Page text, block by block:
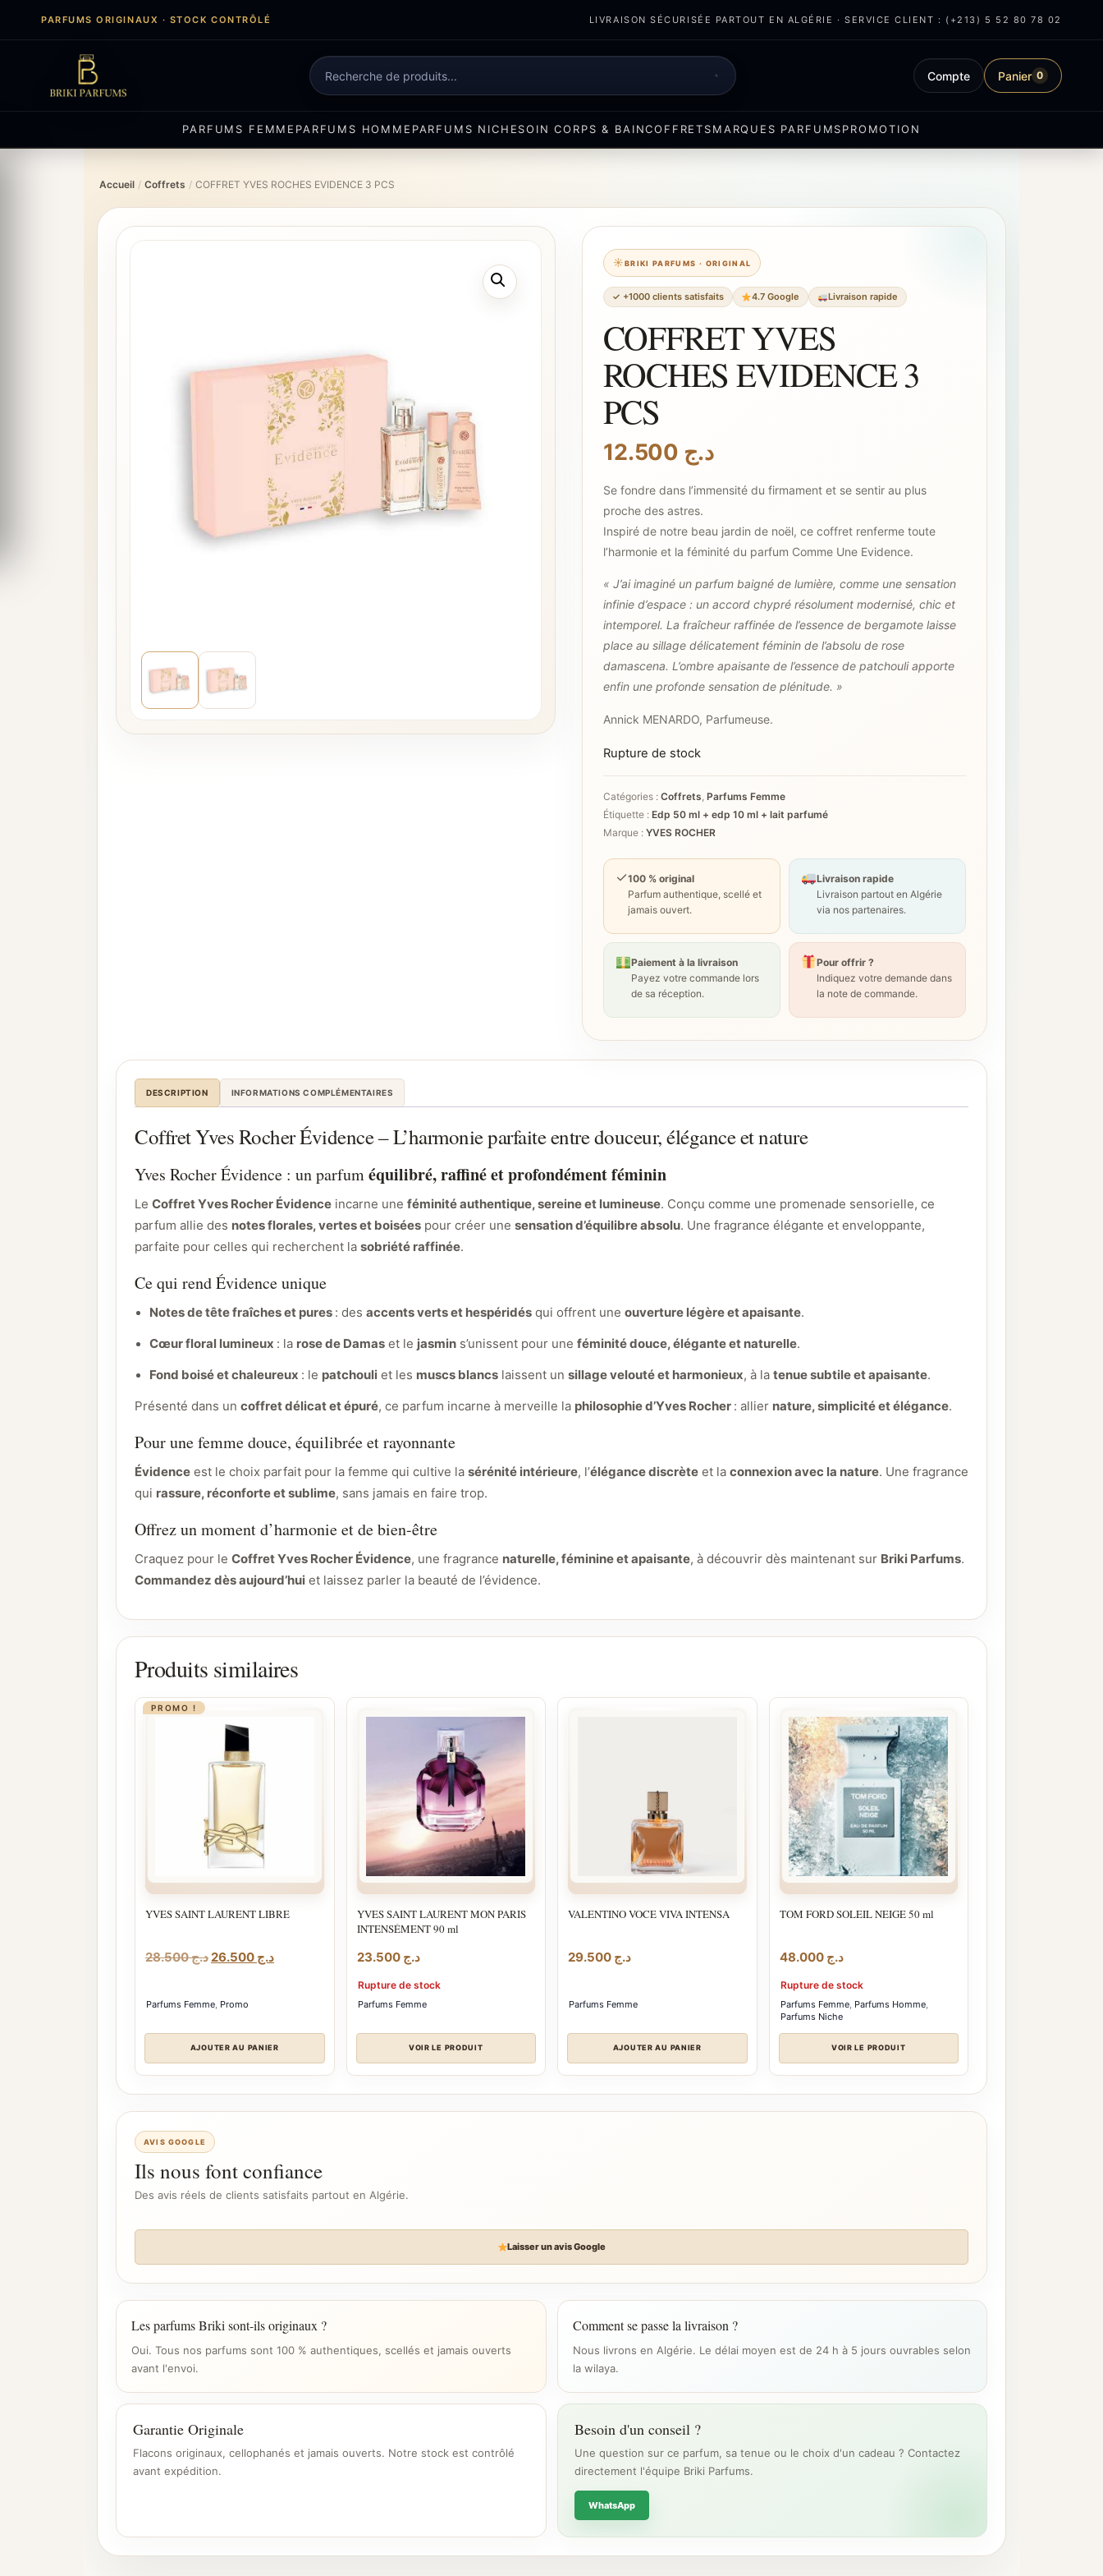
PARFUMS ORIGINAUX · STOCK CONTRÔLÉ LIVRAISON SÉCURISÉE PARTOUT EN ALGÉRIE · SERVICE CLIENT : (+213) 5 52 80 78 02
Recherche
de
produits
Compte Panier 0
PARFUMS FEMME PARFUMS HOMME PARFUMS NICHESOIN CORPS & BAINCOFFRETSMARQUES PARFUMSPROMOTION
Accueil / Coffrets / COFFRET YVES ROCHES EVIDENCE 3 PCS
BRIKI PARFUMS · ORIGINAL
✓ +1000 clients satisfaits 4.7 Google Livraison rapide
COFFRET YVES
ROCHES EVIDENCE 3
PCS
د.ج
Se fondre dans l’immensité du firmament et se sentir au plus
proche des astres.
Inspiré de notre beau jardin de noël, ce coffret renferme toute
l’harmonie et la féminité du parfum Comme Une Evidence.
« J’ai imaginé un parfum baigné de lumière, comme une sensation
infinie d’espace : un accord chypré résolument modernisé, chic et
intemporel. La fraîcheur raffinée de l’essence de bergamote laisse
place au sillage délicatement féminin de l’absolu de rose
damascena. L’ombre apaisante de l’essence de patchouli apporte
enfin une profonde sensation de plénitude. »
Annick MENARDO, Parfumeuse.
Rupture de stock
Catégories : Coffrets Parfums Femme
Étiquette : Edp 50 ml + edp 10 ml + lait parfumé
Marque : YVES ROCHER
✓100 % original
Parfum authentique, scellé et
jamais ouvert.
Livraison rapide
Livraison partout en Algérie
via nos partenaires.
Paiement à la livraison
Payez votre commande lors
de sa réception.
Pour offrir ?
Indiquez votre demande dans
la note de commande.
DESCRIPTION INFORMATIONS COMPLÉMENTAIRES
Coffret Yves Rocher Évidence – L’harmonie parfaite entre douceur, élégance et nature
Yves Rocher Évidence : un parfuméquilibré, raffiné et profondément féminin
Le Coffret Yves Rocher Évidence incarne une féminité authentique, sereine et lumineuse. Conçu comme une promenade sensorielle, ce
parfum allie des notes florales, vertes et boisées pour créer une sensation d’équilibre absolu. Une fragrance élégante et enveloppante,
parfaite pour celles qui recherchent la sobriété raffinée.
Ce qui rend Évidence unique
Notes de tête fraîches et pures : des accents verts et hespéridés qui offrent une ouverture légère et apaisante.
Cœur floral lumineux : la rose de Damas et le jasmin s’unissent pour une féminité douce, élégante et naturelle.
Fond boisé et chaleureux : le patchouli et les muscs blancs laissent un sillage velouté et harmonieux, à la tenue subtile et apaisante.
Présenté dans un coffret délicat et épuré, ce parfum incarne à merveille la philosophie d’Yves Rocher : allier nature, simplicité et élégance.
Pour une femme douce, équilibrée et rayonnante
Évidence est le choix parfait pour la femme qui cultive la sérénité intérieure, l’élégance discrète et la connexion avec la nature. Une fragrance
qui rassure, réconforte et sublime, sans jamais en faire trop.
Offrez un moment d’harmonie et de bien-être
Craquez pour le Coffret Yves Rocher Évidence, une fragrance naturelle, féminine et apaisante, à découvrir dès maintenant sur Briki Parfums.
Commandez dès aujourd’hui et laissez parler la beauté de l’évidence.
Produits similaires
PROMO !
YVES SAINT LAURENT LIBRE
د.ج28.500
Le
était :
د.جLe
Parfums Femme Promo
AJOUTER AU PANIER
YVES SAINT LAURENT MON PARIS
INTENSÉMENT 90 ml
د.ج 23.500
Rupture de stock
Parfums Femme
VOIR LE PRODUIT
VALENTINO VOCE VIVA INTENSA
د.ج
Parfums Femme
AJOUTER AU PANIER
TOM FORD SOLEIL NEIGE 50 ml
د.ج 48.000
Rupture de stock
Parfums Femme, Parfums Homme,
Parfums Niche
VOIR LE PRODUIT
AVIS GOOGLE
Ils nous font confiance
Des avis réels de clients satisfaits partout en Algérie.
Laisser un avis Google
Les parfums Briki sont-ils originaux ?
Oui. Tous nos parfums sont 100 % authentiques, scellés et jamais ouverts
avant l'envoi.
Comment se passe la livraison ?
Nous livrons en Algérie. Le délai moyen est de 24 h à 5 jours ouvrables selon
la wilaya.
Garantie Originale
Flacons originaux, cellophanés et jamais ouverts. Notre stock est contrôlé
avant expédition.
Besoin d'un conseil ?
Une question sur ce parfum, sa tenue ou le choix d'un cadeau ? Contactez
directement l'équipe Briki Parfums.
WhatsApp